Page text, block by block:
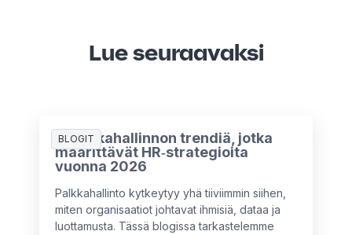
Lue seuraavaksi
BLOGIT
5 palkkahallinnon trendiä, jotka
määrittävät HR‑strategioita
vuonna 2026
Palkkahallinto kytkeytyy yhä tiiviimmin siihen,
miten organisaatiot johtavat ihmisiä, dataa ja
luottamusta. Tässä blogissa tarkastelemme